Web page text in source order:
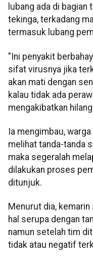
lubang ada di
tekinga, terkadang
termasuk lubang
"Ini penyakit
sifat virusnya jika
akan mati dengan
kalau tidak ada
mengakibatkan
Ia mengimbau,
melihat tanda-tanda
maka segeralah
dilakukan proses
ditunjuk.
Menurut dia,
hal serupa dengan
namun setelah tim
tidak atau negatif